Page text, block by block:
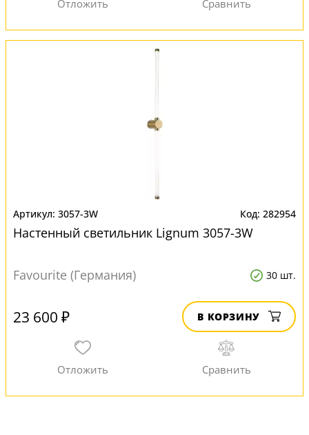
3057-3W 282954
Настенный светильник Lignum 3057-3W
Favourite (Германия) 30 шт.
23 600 ₽ В КОРЗИНУ